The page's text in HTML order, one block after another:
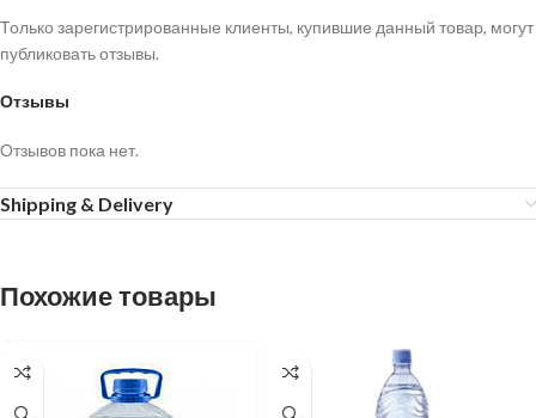
Отзывы
Отзывов пока нет.
Только зарегистрированные клиенты, купившие данный товар, могут
публиковать отзывы.
Shipping & Delivery
Похожие товары